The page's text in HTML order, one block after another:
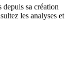
sa création
les analyses et